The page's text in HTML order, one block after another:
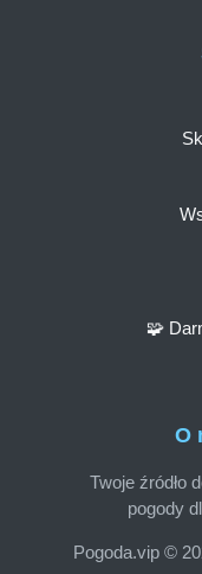
O
Twoje źródło
pogody
Pogoda.vip ©
🧩